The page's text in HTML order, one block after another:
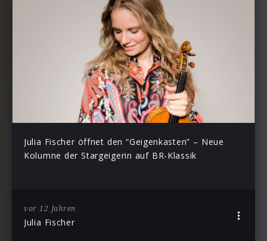
Julia Fischer öffnet den “Geigenkasten” – Neue
Kolumne der Stargeigerin auf BR-Klassik
vor 12 Jahren
Julia Fischer